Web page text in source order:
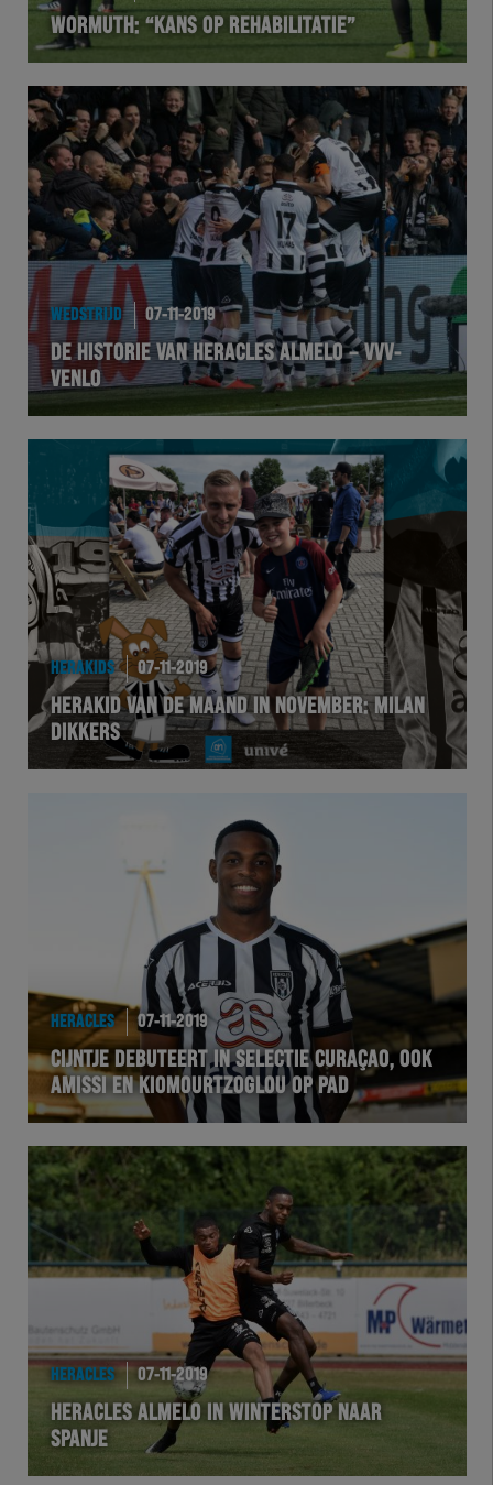
VOLHER
HERTEL
Natuurgras
Wedstrijd
Heracles
BusinessClub
Foundation
Herakids
Team Zwart Wit
Futsal
eSports
Academie
WORMUTH: “KANS OP REHABILITATIE”
WEDSTRIJD 07-11-2019
DE HISTORIE VAN HERACLES ALMELO – VVV-
VENLO
HERAKIDS 07-11-2019
HERAKID VAN DE MAAND IN NOVEMBER: MILAN
DIKKERS
HERACLES 07-11-2019
CIJNTJE DEBUTEERT IN SELECTIE CURAÇAO, OOK
AMISSI EN KIOMOURTZOGLOU OP PAD
HERACLES 07-11-2019
HERACLES ALMELO IN WINTERSTOP NAAR
SPANJE